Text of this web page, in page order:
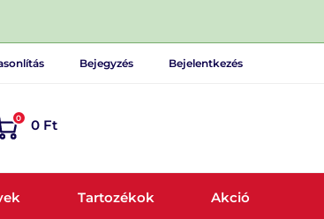
Bejegyzés Bejelentkezés
0 0 Ft
Tartozékok Akció